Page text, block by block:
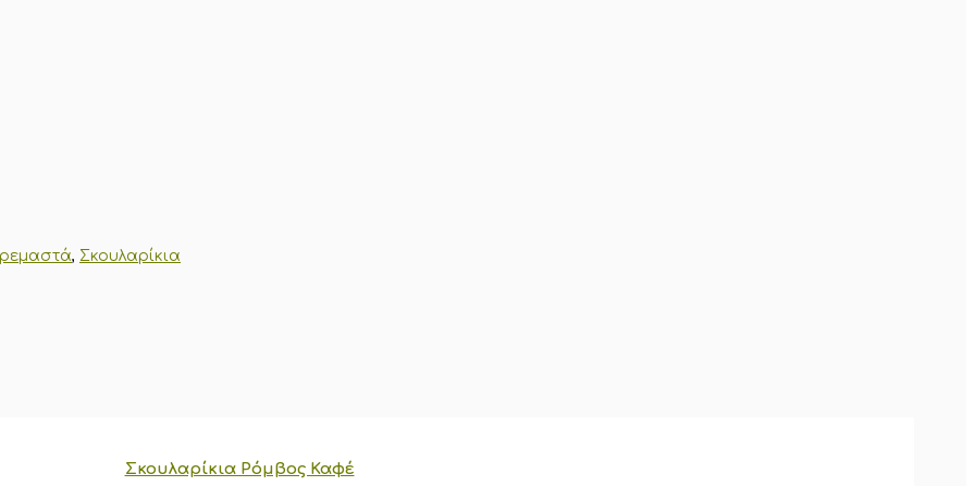
, Σκουλαρίκια
Σκουλαρίκια Ρόμβος Καφέ